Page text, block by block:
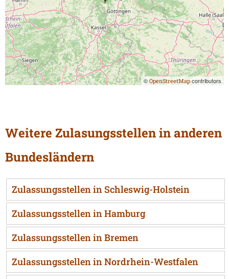
© OpenStreetMap contributors
Weitere Zulasungsstellen in anderen
Bundesländern
Zulassungsstellen in Schleswig-Holstein
Zulassungsstellen in Hamburg
Zulassungsstellen in Bremen
Zulassungsstellen in Nordrhein-Westfalen